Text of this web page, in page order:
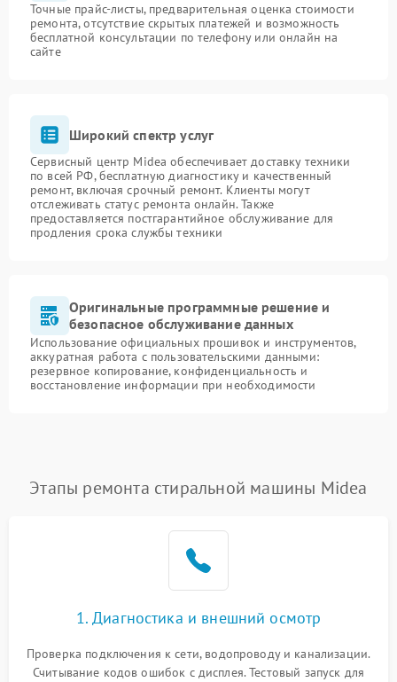
Точные прайс-листы, предварительная оценка стоимости
ремонта, отсутствие скрытых платежей и возможность
бесплатной консультации по телефону или онлайн на
сайте
Широкий спектр услуг
Сервисный центр Midea обеспечивает доставку техники
по всей РФ, бесплатную диагностику и качественный
ремонт, включая срочный ремонт. Клиенты могут
отслеживать статус ремонта онлайн. Также
предоставляется постгарантийное обслуживание для
продления срока службы техники
Оригинальные программные решение и
безопасное обслуживание данных
Использование официальных прошивок и инструментов,
аккуратная работа с пользовательскими данными:
резервное копирование, конфиденциальность и
восстановление информации при необходимости
Этапы ремонта стиральной машины Midea
1. Диагностика и внешний осмотр
Проверка подключения к сети, водопроводу и канализации.
Считывание кодов ошибок с дисплея. Тестовый запуск для